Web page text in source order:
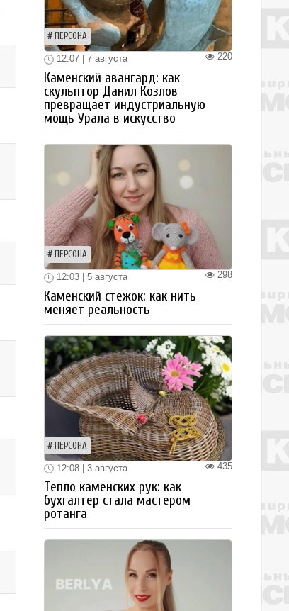
ПЕРСОНА
220
12:07 | 7 августа
Каменский авангард: как
скульптор Данил Козлов
превращает индустриальную
мощь Урала в искусство
ПЕРСОНА
298
12:03 | 5 августа
Каменский стежок: как нить
меняет реальность
ПЕРСОНА
435
12:08 | 3 августа
Тепло каменских рук: как
бухгалтер стала мастером
ротанга